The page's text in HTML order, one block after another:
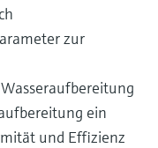
zur
ein
und Effizienz